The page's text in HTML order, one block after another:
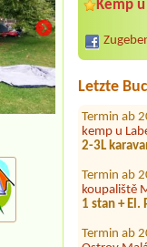
Kemp
Letzte
2 místa u
Termin ab
Pískovny
1 chata
Termin ab
2-3L
Termin ab
1 stan +
Termin ab
11